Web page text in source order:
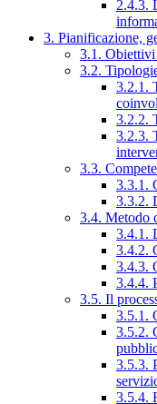
2.4.3.
3. Pianificazione,
3.1.
3.2.
3.2.1.
3.2.2.
3.2.3.
3.3.
3.3.1.
3.3.2.
3.4. Metodo
3.4.1.
3.4.2.
3.4.3.
3.4.4.
3.5. Il
3.5.1.
3.5.2.
3.5.3.
3.5.4.